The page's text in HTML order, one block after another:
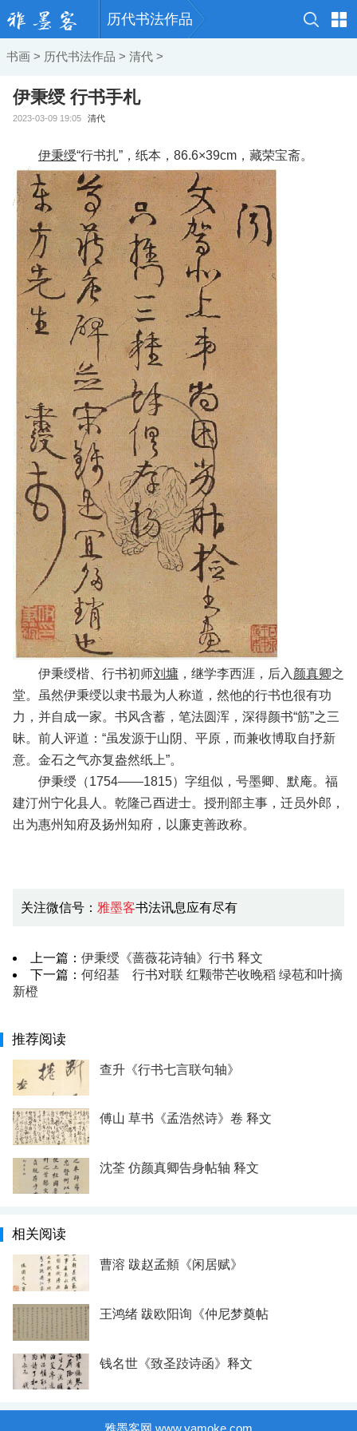
历代书法作品
书画 > 历代书法作品 > 清代 >
伊秉绶 行书手札
2023-03-09 19:05 清代
伊秉绶“行书扎”，纸本，86.6×39cm，藏荣宝斋。
伊秉绶楷、行书初师刘墉 ，继学李西涯，后入 颜真卿之
堂。虽然伊秉绶以隶书最为人称道，然他的行书也很有功
力，并自成一家。书风含蓄，笔法圆浑，深得颜书“筋”之三
昧。前人评道：“虽发源于山阴、平原，而兼收博取自抒新
意。金石之气亦复盎然纸上”。
伊秉绶（1754——1815）字组似，号墨卿、默庵。福
建汀州宁化县人。乾隆己酉进士。授刑部主事，迁员外郎，
出为惠州知府及扬州知府，以廉吏善政称。
关注微信号： 雅墨客书法讯息应有尽有
上一篇： 伊秉绶《蔷薇花诗轴》​行书 释文
下一篇： 何绍基 行书对联 红颗带芒收晚稻 绿苞和叶摘
新橙
推荐阅读
查升《行书七言联句轴》
傅山 草书《孟浩然诗》卷 释文
沈荃 仿颜真卿告身帖轴 释文
相关阅读
曹溶 跋赵孟頫《闲居赋》
王鸿绪 跋欧阳询《仲尼梦奠帖
钱名世《致圣跂诗函》释文
雅墨客网 www.yamoke.com